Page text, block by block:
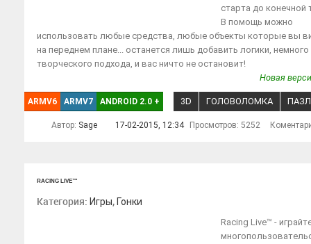
старта до конечной
В помощь можно
использовать любые средства, любые объекты которые вы
на переднем плане... останется лишь добавить логики, немного
творческого подхода, и вас ничто не остановит!
Новая
ARMV6 ARMV7 ANDROID 2.0 + 3D ГОЛОВОЛОМКА
Автор: Sage 17-02-2015, 12:34 Просмотров: 5252
RACING LIVE™
Категория: Игры, Гонки
Racing Live™ -